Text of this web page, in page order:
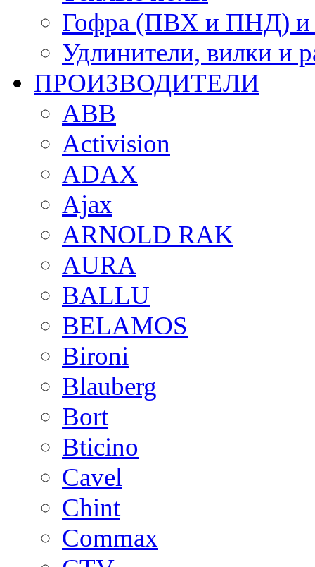
Гофра (ПВХ и ПНД) и
Удлинители, вилки и
ПРОИЗВОДИТЕЛИ
ABB
Activision
ADAX
Ajax
ARNOLD RAK
AURA
BALLU
BELAMOS
Bironi
Blauberg
Bort
Bticino
Cavel
Chint
Commax